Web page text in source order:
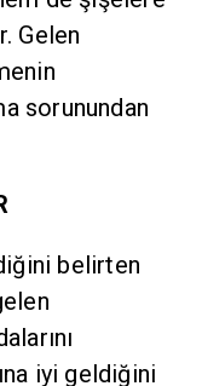
Gelen
sorunundan
belirten
iyi geldiğini